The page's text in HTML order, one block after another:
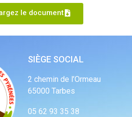
le document
SIÈGE SOCIAL
2 chemin de l’Ormeau
65000 Tarbes
05 62 93 35 38